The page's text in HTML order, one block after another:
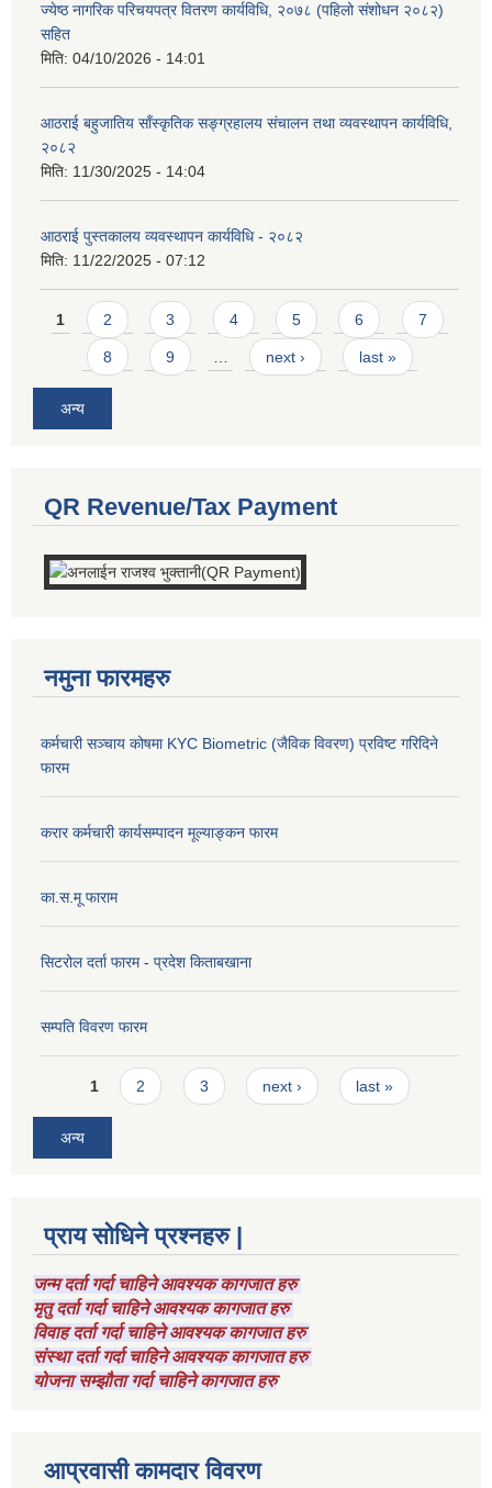
ज्येष्ठ नागरिक परिचयपत्र वितरण कार्यविधि, २०७८ (पहिलो संशोधन २०८२)
सहित
मिति: 04/10/2026 - 14:01
आठराई बहुजातिय साँस्कृतिक सङ्ग्रहालय संचालन तथा व्यवस्थापन कार्यविधि,
२०८२
मिति: 11/30/2025 - 14:04
आठराई पुस्तकालय व्यवस्थापन कार्यविधि - २०८२
मिति: 11/22/2025 - 07:12
Pages
1 2 3 4 5 6 7
8 9 … next › last »
अन्य
QR Revenue/Tax Payment
नमुना फारमहरु
कर्मचारी सञ्चाय कोषमा KYC Biometric (जैविक विवरण) प्रविष्ट गरिदिने
फारम
करार कर्मचारी कार्यसम्पादन मूल्याङ्कन फारम
का.स.मू फाराम
सिटरोल दर्ता फारम - प्रदेश किताबखाना
सम्पति विवरण फारम
Pages
1 2 3 next › last »
अन्य
प्राय सोधिने प्रश्नहरु |
जन्म दर्ता गर्दा चाहिने आवश्यक कागजात हरु
मृतु दर्ता गर्दा चाहिने आवश्यक कागजात हरु
विवाह दर्ता गर्दा चाहिने आवश्यक कागजात हरु
संस्था दर्ता गर्दा चाहिने आवश्यक कागजात हरु
योजना सम्झौता गर्दा चाहिने कागजात हरु
आप्रवासी कामदार विवरण